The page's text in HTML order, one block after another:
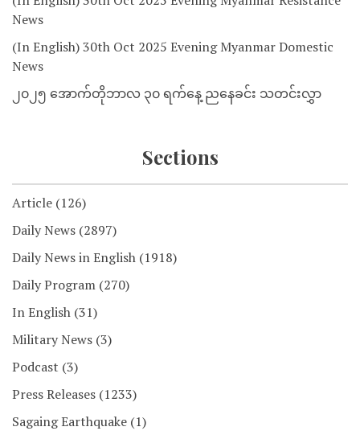
News
(In English) 30th Oct 2025 Evening Myanmar Domestic
News
၂၀၂၅ အောက်တိုဘာလ ၃၀ ရက်နေ့ ညနေခင်း သတင်းလွှာ
Sections
Article (126)
Daily News (2897)
Daily News in English (1918)
Daily Program (270)
In English (31)
Military News (3)
Podcast (3)
Press Releases (1233)
Sagaing Earthquake (1)